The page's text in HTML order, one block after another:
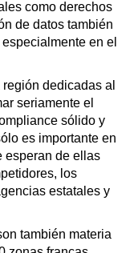
como derechos
de datos también
en el
dedicadas al
seriamente el
sólido y
es importante en
esperan de ellas
los
estatales y
también materia